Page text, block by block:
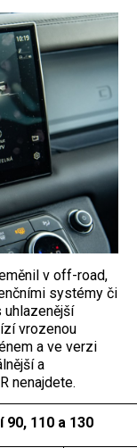
v off-road,
systémy či
uhlazenější
vrozenou
a ve verzi
a
nenajdete.
110 a 130